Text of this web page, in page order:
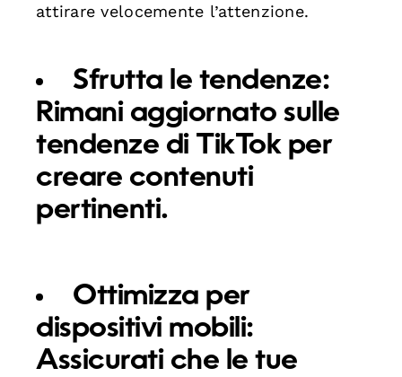
attirare velocemente l’attenzione.
Sfrutta le tendenze:
Rimani aggiornato sulle
tendenze di TikTok per
creare contenuti
pertinenti.
Ottimizza per
dispositivi mobili:
Assicurati che le tue